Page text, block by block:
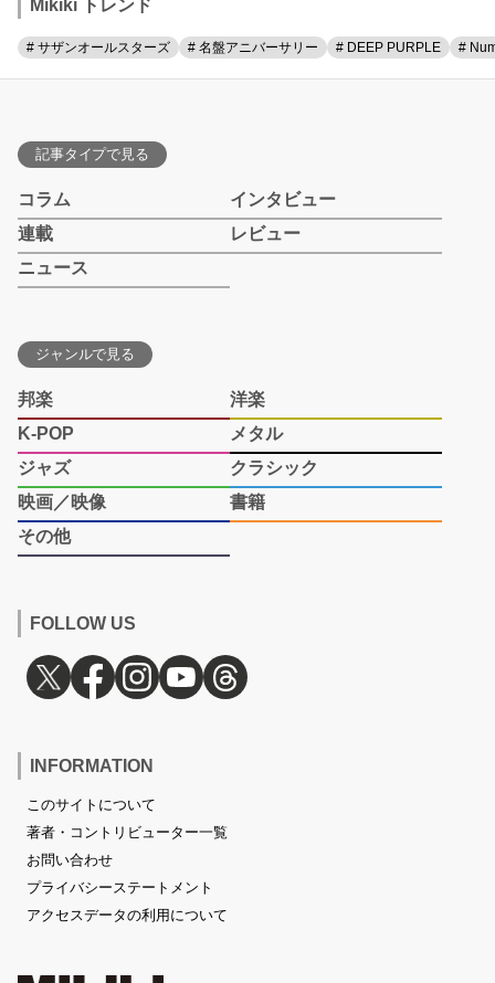
Mikiki トレンド
# サザンオールスターズ # 名盤アニバーサリー # DEEP PURPLE #
記事タイプで見る
コラム
インタビュー
連載
レビュー
ニュース
ジャンルで見る
邦楽
洋楽
K-POP
メタル
ジャズ
クラシック
映画／映像
書籍
その他
FOLLOW US
INFORMATION
このサイトについて
著者・コントリビューター一覧
お問い合わせ
プライバシーステートメント
アクセスデータの利用について